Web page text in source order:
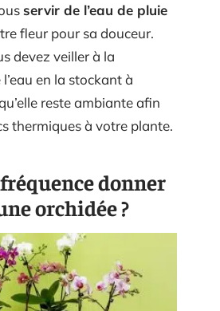
servir de l’eau de pluie
fleur pour sa douceur.
devez veiller à la
en la stockant à
reste ambiante afin
thermiques à votre plante.
donner
orchidée ?